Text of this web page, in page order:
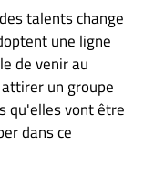
talents change
une ligne
de venir au
un groupe
qu'elles vont être
dans ce